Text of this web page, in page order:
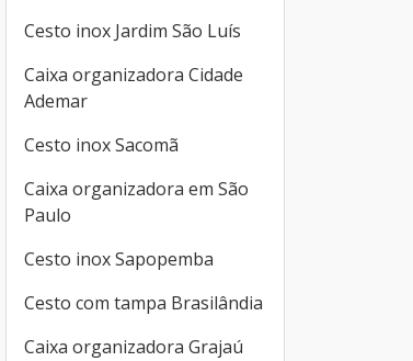
Cesto inox Jardim São Luís
Caixa organizadora Cidade
Ademar
Cesto inox Sacomã
Caixa organizadora em São
Paulo
Cesto inox Sapopemba
Cesto com tampa Brasilândia
Caixa organizadora Grajaú